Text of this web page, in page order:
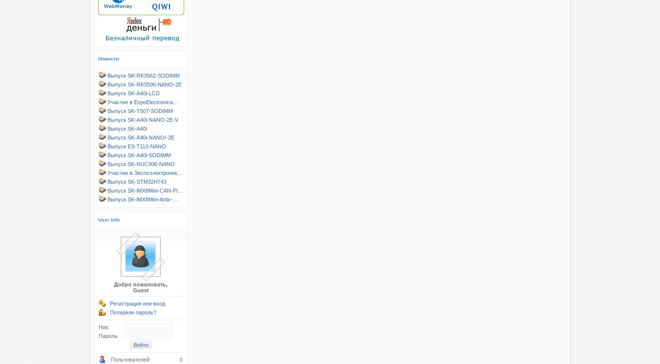
Новости
Выпуск SK-RK3562-SODIMM
Выпуск SK-RK3506-NANO-2E
Выпуск SK-A40i-LCD
Участие в ExpoElectronica…
Выпуск SK-T507-SODIMM
Выпуск SK-A40i-NANO-2E-V
Выпуск SK-A40i
Выпуск SK-A40i-NANO/-2E
Выпуск ES-T113-NANO
Выпуск SK-A40i-SODIMM
Выпуск SK-NUC906-NANO
Участие в Экспоэлектроник…
Выпуск SK-STM32H743
Выпуск SK-iMX8Mini-CAN-Pl…
Выпуск SK-iMX8Mini-Artix-…
User Info
Добро пожаловать,
Guest
Регистрация или вход
Потеряли пароль?
Ник:
Пароль:
Пользователей: 0